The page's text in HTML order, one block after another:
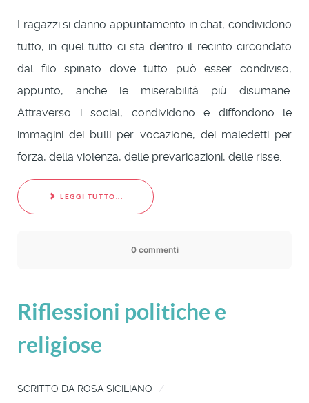
I ragazzi si danno appuntamento in chat, condividono
tutto, in quel tutto ci sta dentro il recinto circondato
dal filo spinato dove tutto può esser condiviso,
appunto, anche le miserabilità più disumane.
Attraverso i social, condividono e diffondono le
immagini dei bulli per vocazione, dei maledetti per
forza, della violenza, delle prevaricazioni, delle risse.
LEGGI TUTTO...
0 commenti
Riflessioni politiche e
religiose
SCRITTO DA ROSA SICILIANO